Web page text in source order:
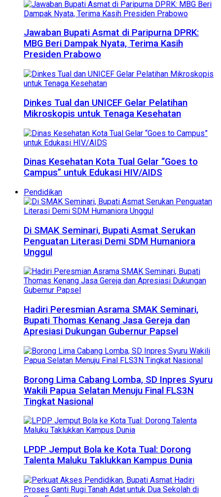
Jawaban Bupati Asmat di Paripurna DPRK:
MBG Beri Dampak Nyata, Terima Kasih
Presiden Prabowo
Dinkes Tual dan UNICEF Gelar Pelatihan
Mikroskopis untuk Tenaga Kesehatan
Dinas Kesehatan Kota Tual Gelar “Goes to
Campus” untuk Edukasi HIV/AIDS
Pendidikan
Di SMAK Seminari, Bupati Asmat Serukan
Penguatan Literasi Demi SDM Humaniora
Unggul
Hadiri Peresmian Asrama SMAK Seminari,
Bupati Thomas Kenang Jasa Gereja dan
Apresiasi Dukungan Gubernur Papsel
Borong Lima Cabang Lomba, SD Inpres Syuru
Wakili Papua Selatan Menuju Final FLS3N
Tingkat Nasional
LPDP Jemput Bola ke Kota Tual: Dorong
Talenta Maluku Taklukkan Kampus Dunia